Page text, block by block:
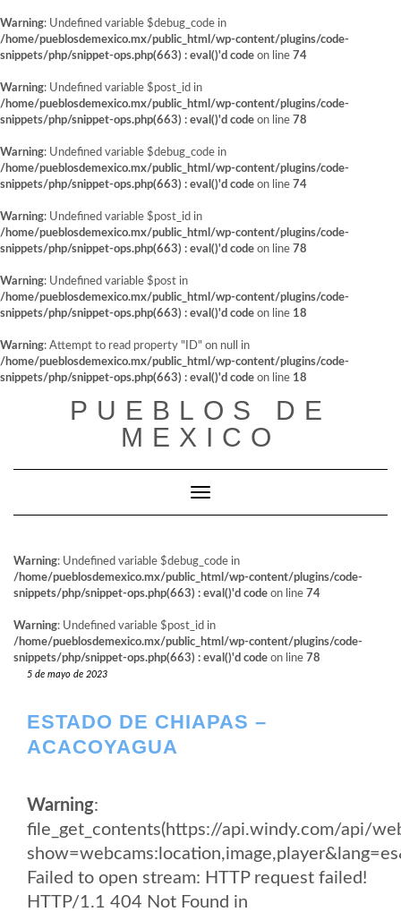
Warning: Undefined variable $debug_code in
/home/pueblosdemexico.mx/public_html/wp-content/plugins/code-
snippets/php/snippet-ops.php(663) : eval()'d code on line 74
Warning: Undefined variable $post_id in
/home/pueblosdemexico.mx/public_html/wp-content/plugins/code-
snippets/php/snippet-ops.php(663) : eval()'d code on line 78
Warning: Undefined variable $debug_code in
/home/pueblosdemexico.mx/public_html/wp-content/plugins/code-
snippets/php/snippet-ops.php(663) : eval()'d code on line 74
Warning: Undefined variable $post_id in
/home/pueblosdemexico.mx/public_html/wp-content/plugins/code-
snippets/php/snippet-ops.php(663) : eval()'d code on line 78
Warning: Undefined variable $post in
/home/pueblosdemexico.mx/public_html/wp-content/plugins/code-
snippets/php/snippet-ops.php(663) : eval()'d code on line 18
Warning: Attempt to read property "ID" on null in
/home/pueblosdemexico.mx/public_html/wp-content/plugins/code-
snippets/php/snippet-ops.php(663) : eval()'d code on line 18
PUEBLOS DE
MEXICO
Cambiar modo de navegación
Warning: Undefined variable $debug_code in
/home/pueblosdemexico.mx/public_html/wp-content/plugins/code-
snippets/php/snippet-ops.php(663) : eval()'d code on line 74
Warning: Undefined variable $post_id in
/home/pueblosdemexico.mx/public_html/wp-content/plugins/code-
snippets/php/snippet-ops.php(663) : eval()'d code on line 78
5 de mayo de 2023
ESTADO DE CHIAPAS –
ACACOYAGUA
Warning:
file_get_contents(https://api.windy.com/api/
Failed to open stream: HTTP request failed!
HTTP/1.1 404 Not Found in